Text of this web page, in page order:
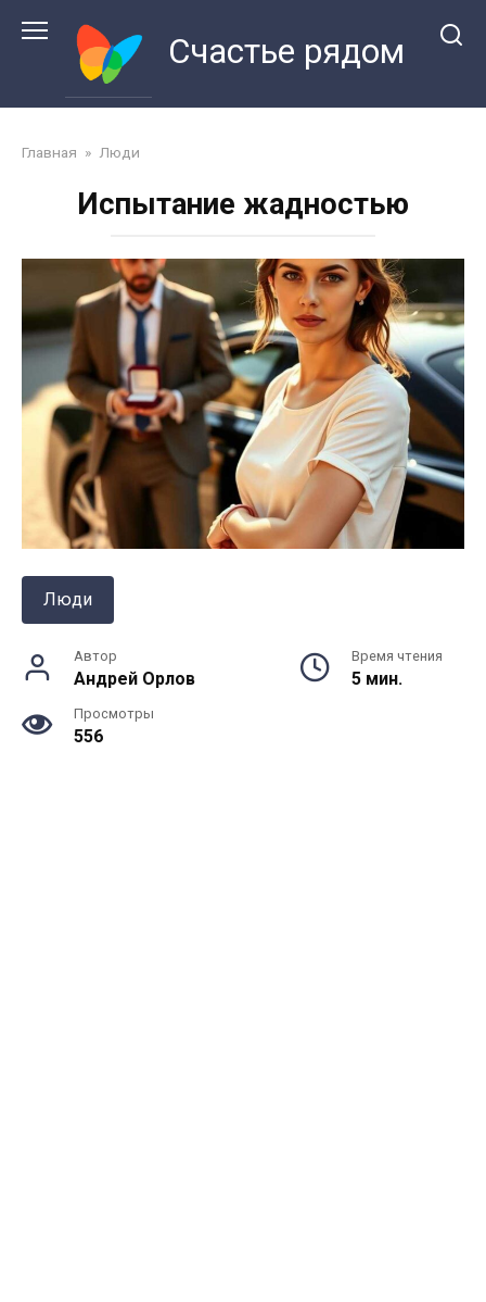
Счастье рядом
Главная » Люди
Испытание жадностью
Люди
Автор
Андрей Орлов
Время чтения
5 мин.
Просмотры
556